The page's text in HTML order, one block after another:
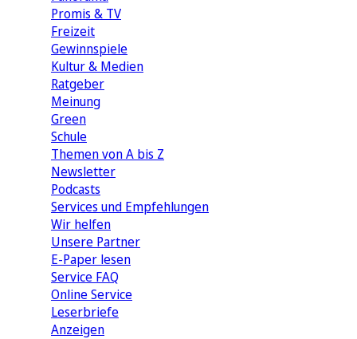
Promis & TV
Freizeit
Gewinnspiele
Kultur & Medien
Ratgeber
Meinung
Green
Schule
Themen von A bis Z
Newsletter
Podcasts
Services und Empfehlungen
Wir helfen
Unsere Partner
E-Paper lesen
Service FAQ
Online Service
Leserbriefe
Anzeigen